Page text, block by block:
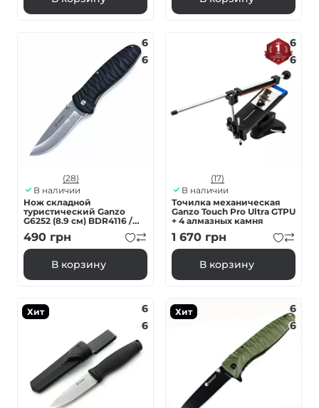
6
6
(28)
В наличии
Нож складной
туристический Ganzo
G6252 (8.9 см) BDR4116 /
fiberglass черный
490 грн
В корзину
6
6
(17)
В наличии
Точилка механическая
Ganzo Touch Pro Ultra GTPU
+ 4 алмазных камня
1 670 грн
В корзину
Хит
6
6
Хит
6
6